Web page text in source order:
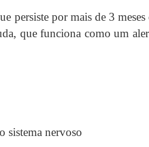
persiste por mais de 3
que funciona como um
sistema nervoso